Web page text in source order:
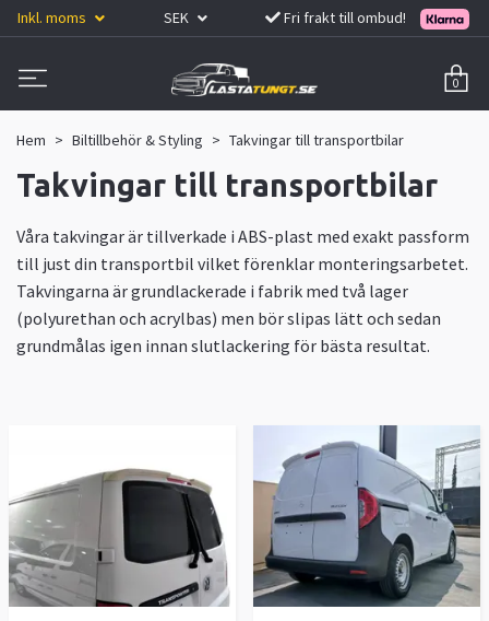
Inkl. moms SEK Fri frakt till ombud!
0
Hem Biltillbehör & Styling Takvingar till transportbilar
Takvingar till transportbilar
Våra takvingar är tillverkade i ABS-plast med exakt passform
till just din transportbil vilket förenklar monteringsarbetet.
Takvingarna är grundlackerade i fabrik med två lager
(polyurethan och acrylbas) men bör slipas lätt och sedan
grundmålas igen innan slutlackering för bästa resultat.